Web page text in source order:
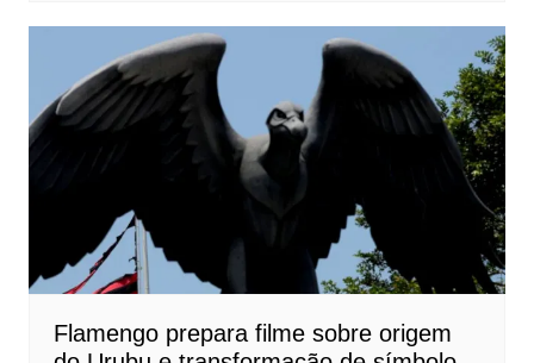
Flamengo prepara filme sobre origem